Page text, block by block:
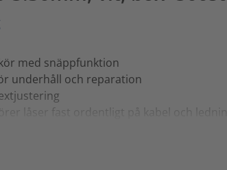
med snäppfunktion
underhåll och reparation
låser fast ordentligt på kabel och ledning